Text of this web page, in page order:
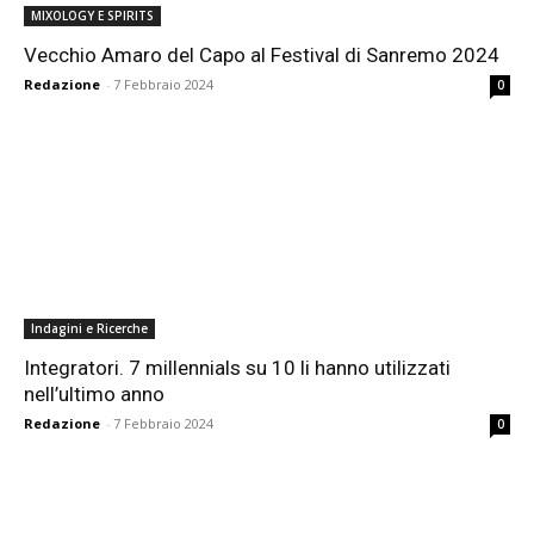
MIXOLOGY E SPIRITS
Vecchio Amaro del Capo al Festival di Sanremo 2024
Redazione - 7 Febbraio 2024 0
Indagini e Ricerche
Integratori. 7 millennials su 10 li hanno utilizzati
nell’ultimo anno
Redazione - 7 Febbraio 2024 0